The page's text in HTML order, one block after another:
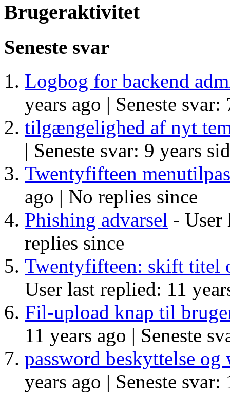
Brugeraktivitet
Seneste svar
Logbog for backend
years ago | Seneste svar:
tilgængelighed af nyt
| Seneste svar: 9 years
Twentyfifteen
ago | No replies since
Phishing advarsel - User
replies since
Twentyfifteen: skift titel
User last replied: 11
Fil-upload knap til
11 years ago | Seneste
password beskyttelse og
years ago | Seneste svar: